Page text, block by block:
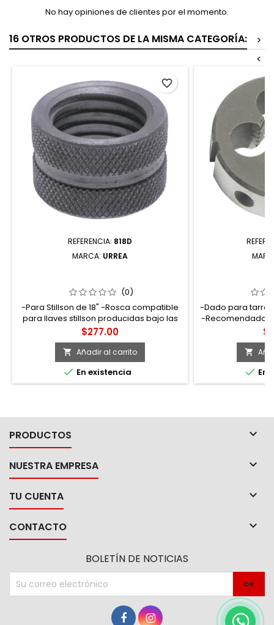
No hay opiniones de clientes por el momento.
16 OTROS PRODUCTOS DE LA MISMA CATEGORÍA:
>
<
REFERENCIA: 818D
MARCA: URREA
818HD 818A URREA
(0)
-Para Stillson de 18" -Rosca compatible
para llaves stillson producidas bajo las
más estrictas normas para asegurar su
mayor durabilidad y desempeño
Precio
$277.00
 Añadir al carrito
 En existencia
favorite_border
-Dado para tarraja
-Recomendados
Fabricados en
cual permite
mayor vida

 En
PRODUCTOS 
NUESTRA EMPRESA 
TU CUENTA 
CONTACTO 
BOLETÍN DE NOTICIAS